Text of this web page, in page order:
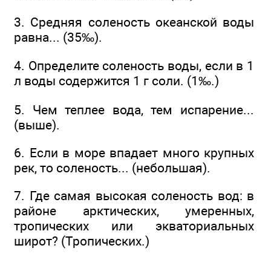
3. Средняя соленость океанской воды
равна... (35‰).
4. Определите соленость воды, если в 1
л воды содержится 1 г соли. (1‰.)
5. Чем теплее вода, тем испарение...
(выше).
6. Если в море впадает много крупных
рек, то соленость... (небольшая).
7. Где самая высокая соленость вод: в
районе арктических, умеренных,
тропических или экваториальных
широт? (Тропических.)